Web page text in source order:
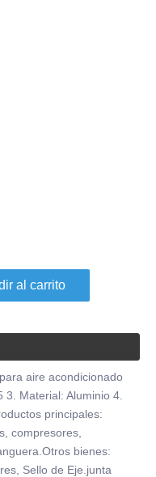
al carrito
aire acondicionado
Material: Aluminio 4.
principales:
compresores,
bienes:
Sello de Eje.junta